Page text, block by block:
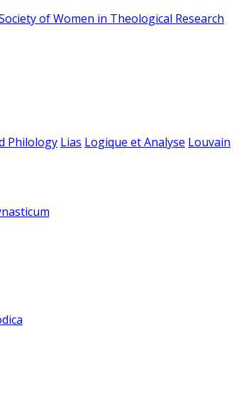
of Women in Theological Research
Philology Lias Logique et Analyse Louvain